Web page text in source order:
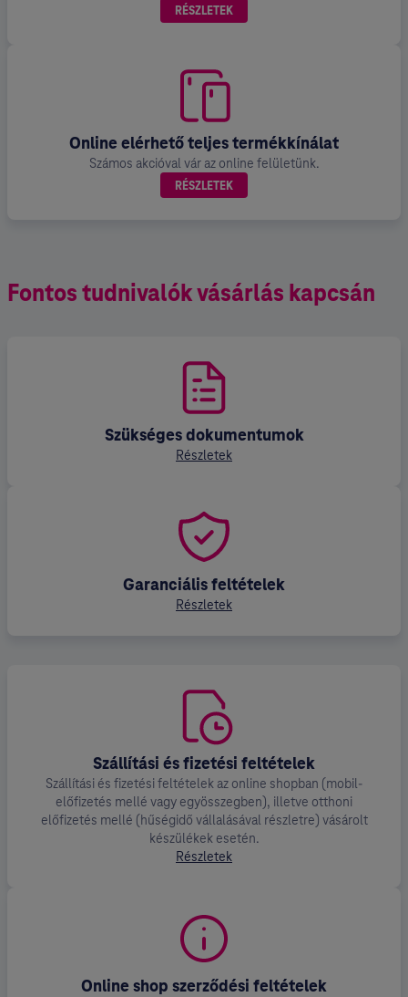
RÉSZLETEK
Online elérhető teljes termékkínálat
Számos akcióval vár az online felületünk.
RÉSZLETEK
Fontos tudnivalók vásárlás kapcsán
Szükséges dokumentumok
Részletek
Garanciális feltételek
Részletek
Szállítási és fizetési feltételek
Szállítási és fizetési feltételek az online shopban (mobil-
előfizetés mellé vagy egyösszegben), illetve otthoni
előfizetés mellé (hűségidő vállalásával részletre) vásárolt
készülékek esetén.
Részletek
Online shop szerződési feltételek